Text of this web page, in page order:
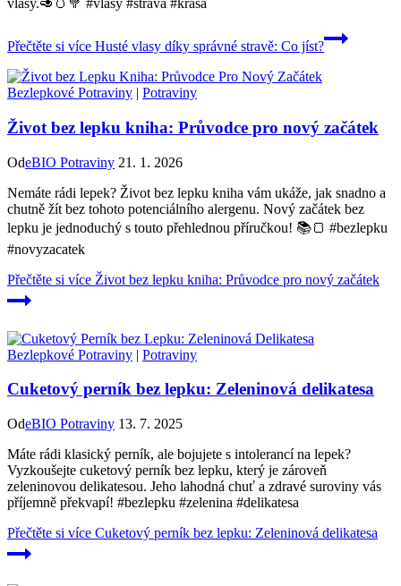
vlasy.🥑🥚🥦 #vlasy #strava #krasa
Přečtěte si více Husté vlasy díky správné stravě: Co jíst?
Bezlepkové Potraviny | Potraviny
Život bez lepku kniha: Průvodce pro nový začátek
OdeBIO Potraviny 21. 1. 2026
Nemáte rádi lepek? Život bez lepku kniha vám ukáže, jak snadno a
chutně žít bez tohoto potenciálního alergenu. Nový začátek bez
lepku je jednoduchý s touto přehlednou příručkou! 📚🍞 #bezlepku
#novyzacatek
Přečtěte si více Život bez lepku kniha: Průvodce pro nový začátek
Bezlepkové Potraviny | Potraviny
Cuketový perník bez lepku: Zeleninová delikatesa
OdeBIO Potraviny 13. 7. 2025
Máte rádi klasický perník, ale bojujete s intolerancí na lepek?
Vyzkoušejte cuketový perník bez lepku, který je zároveň
zeleninovou delikatesou. Jeho lahodná chuť a zdravé suroviny vás
příjemně překvapí! #bezlepku #zelenina #delikatesa
Přečtěte si více Cuketový perník bez lepku: Zeleninová delikatesa